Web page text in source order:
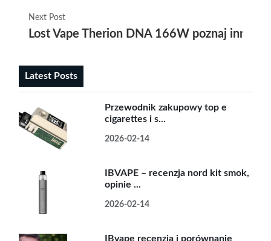
Next Post
Lost Vape Therion DNA 166W poznaj
Latest Posts
Przewodnik zakupowy top e
cigarettes i s...
2026-02-14
IBVAPE – recenzja nord kit smok,
opinie ...
2026-02-14
IBvape recenzja i porównanie